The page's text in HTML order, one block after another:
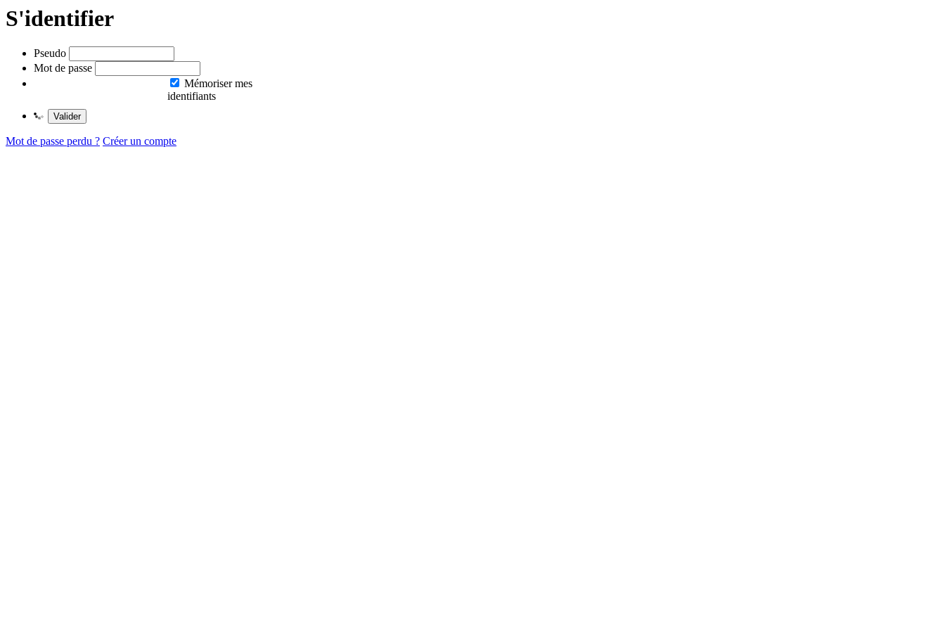
S'identifier
Pseudo
Mot de passe
Mémoriser mes
identifiants
Valider
Mot de passe perdu ? Créer un compte